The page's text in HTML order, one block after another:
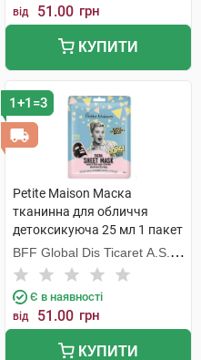
від 51.00 грн
КУПИТИ
1+1=3
Petite Maison Маска
тканинна для обличчя
детоксикуюча 25 мл 1 пакет
BFF Global Dis Ticaret A.S.
(Туреччина)
Є в наявності
від 51.00 грн
КУПИТИ